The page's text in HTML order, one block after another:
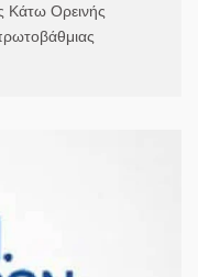
Κάτω Ορεινής